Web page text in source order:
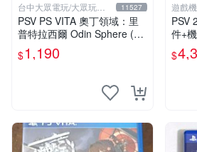
台中大眾電玩/大眾玩具
店
11527
PSV PS VITA 奧丁領域：里
普特拉西爾 Odin Sphere (中
文版)**(二手商品)【台中大眾
電玩】
$1,190
遊戲
PSV
件+機器
$